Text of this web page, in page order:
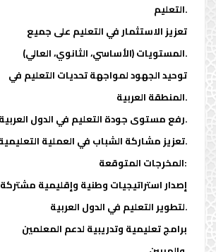
التعليم.
تعزيز الاستثمار في التعليم على جميع
المستويات (الأساسي، الثانوي، العالي).
توحيد الجهود لمواجهة تحديات التعليم في
المنطقة العربية.
رفع مستوى جودة التعليم في الدول العربية.
تعزيز مشاركة الشباب في العملية التعليمية.
المخرجات المتوقعة:
إصدار استراتيجيات وطنية وإقليمية مشتركة
لتطوير التعليم في الدول العربية.
برامج تعليمية وتدريبية لدعم المعلمين